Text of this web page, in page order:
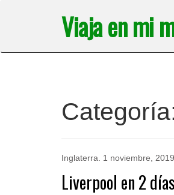
Viaja en mi
Inglaterra 1 noviembre, 2019
Liverpool en 2